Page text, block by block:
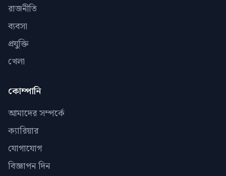
রাজনীতি
ব্যবসা
প্রযুক্তি
খেলা
কোম্পানি
আমাদের সম্পর্কে
ক্যারিয়ার
যোগাযোগ
বিজ্ঞাপন দিন